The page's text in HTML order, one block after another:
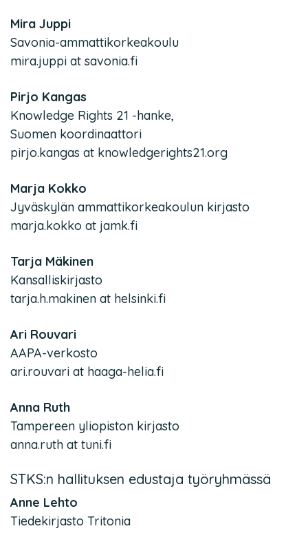
Mira Juppi
Savonia-ammattikorkeakoulu
mira.juppi at savonia.fi
Pirjo Kangas
Knowledge Rights 21 -hanke,
Suomen koordinaattori
pirjo.kangas at knowledgerights21.org
Marja Kokko
Jyväskylän ammattikorkeakoulun kirjasto
marja.kokko at jamk.fi
Tarja Mäkinen
Kansalliskirjasto
tarja.h.makinen at helsinki.fi
Ari Rouvari
AAPA-verkosto
ari.rouvari at haaga-helia.fi
Anna Ruth
Tampereen yliopiston kirjasto
anna.ruth at tuni.fi
STKS:n hallituksen edustaja työryhmässä
Anne Lehto
Tiedekirjasto Tritonia